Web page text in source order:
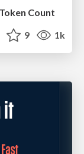
Count
9 1k